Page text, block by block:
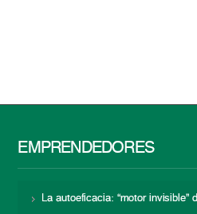
EMPRENDEDORES
La autoeficacia: “motor invisible”